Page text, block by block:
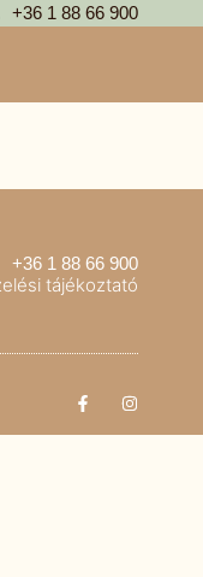
+36 1 88 66 900
+36 1 88 66 900
tájékoztató